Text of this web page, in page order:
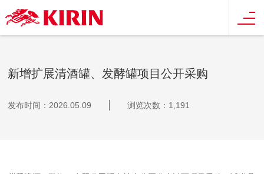
新增扩展清酒罐、发酵罐项目公开采购
发布时间：2026.05.09 浏览次数：1,191